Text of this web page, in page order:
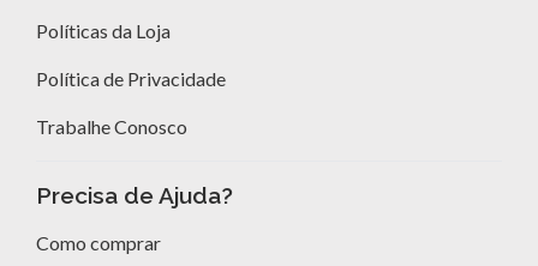
Políticas da Loja
Política de Privacidade
Trabalhe Conosco
Precisa de Ajuda?
Como comprar